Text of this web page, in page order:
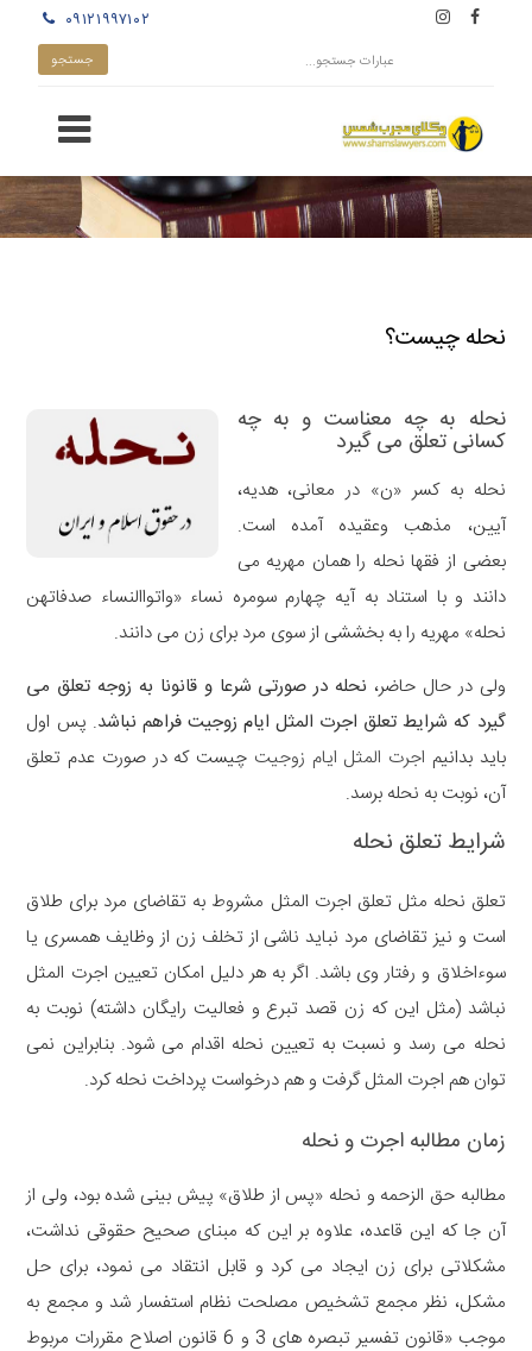
۰۹۱۲۱۹۹۷۱۰۲
نحله چیست؟
نحله به چه معناست و به چه
کسانی تعلق می گیرد
نحله به کسر «ن» در معانی، هدیه،
آیین، مذهب وعقیده آمده است.
بعضی از فقها نحله را همان مهریه می
دانند و با استناد به آیه چهارم سومره نساء «واتواالنساء صدفاتهن
نحله» مهریه را به بخششی از سوی مرد برای زن می دانند.
ولی در حال حاضر، نحله در صورتی شرعا و قانونا به زوجه تعلق می
گیرد که شرایط تعلق اجرت المثل ایام زوجیت فراهم نباشد. پس اول
باید بدانیم اجرت المثل ایام زوجیت چیست که در صورت عدم تعلق
آن، نوبت به نحله برسد.
شرایط تعلق نحله
تعلق نحله مثل تعلق اجرت المثل مشروط به تقاضای مرد برای طلاق
است و نیز تقاضای مرد نباید ناشی از تخلف زن از وظایف همسری یا
سوءاخلاق و رفتار وی باشد. اگر به هر دلیل امکان تعیین اجرت المثل
نباشد (مثل این که زن قصد تبرع و فعالیت رایگان داشته) نوبت به
نحله می رسد و نسبت به تعیین نحله اقدام می شود. بنابراین نمی
توان هم اجرت المثل گرفت و هم درخواست پرداخت نحله کرد.
زمان مطالبه اجرت و نحله
مطالبه حق الزحمه و نحله «پس از طلاق» پیش بینی شده بود، ولی از
آن جا که این قاعده، علاوه بر این که مبنای صحیح حقوقی نداشت،
مشکلاتی برای زن ایجاد می کرد و قابل انتقاد می نمود، برای حل
مشکل، نظر مجمع تشخیص مصلحت نظام استفسار شد و مجمع به
موجب «قانون تفسیر تبصره های 3 و 6 قانون اصلاح مقررات مربوط